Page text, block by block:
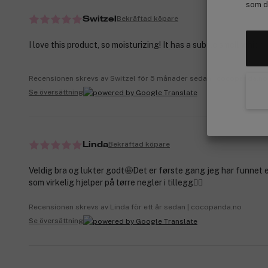
som
Switzel Bekräftad köpare
I love this product, so moisturizing! It has a subtle smell which
Recensionen skrevs av Switzel för 5 månader sedan | cocopanda.no
Se översättning
LindaBekräftad köpare
Veldig bra og lukter godt🤩Det er første gang jeg har funnet
som virkelig hjelper på tørre negler i tillegg👍🏻
Recensionen skrevs av Linda för ett år sedan | cocopanda.no
Se översättning